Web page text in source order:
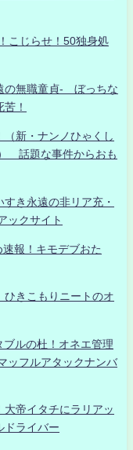
こじらせ！50独身処
無職童貞- ぼっちな
！
新・ナンノひゃくし
話題な事件からおも
き永遠の非リア充・
ックサイト
報！キモデブおた
きこもりニートのオ
ルの杜！オネエ管理
ッフルアタックナンバ
帝イタチにラリアッ
ドライバー